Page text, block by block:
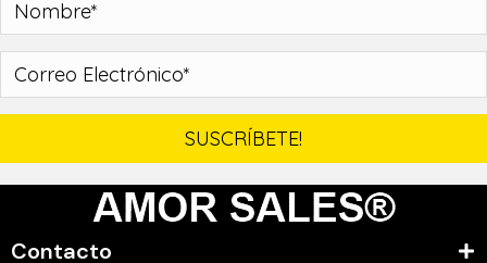
SUSCRÍBETE!
Contacto